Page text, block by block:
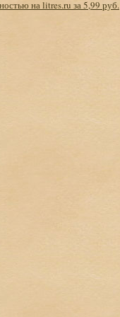
на litres.ru за 5,99 руб.